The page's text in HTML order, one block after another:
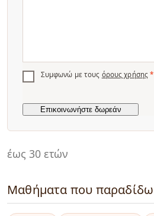
έως 30 ετών
Μαθήματα που παραδίδω
Συμφωνώ με τους όρους χρήσης *